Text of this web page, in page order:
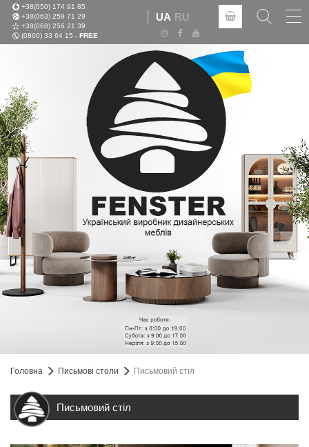
+38(050) 174 91 85
+38(063) 259 71 29
+38(068) 256 21 39
(0800) 33 64 15 - FREE
UA RU
Головна Письмові столи Письмовий стіл
Письмовий стіл